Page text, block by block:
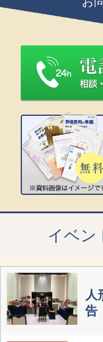
イベン
人
告